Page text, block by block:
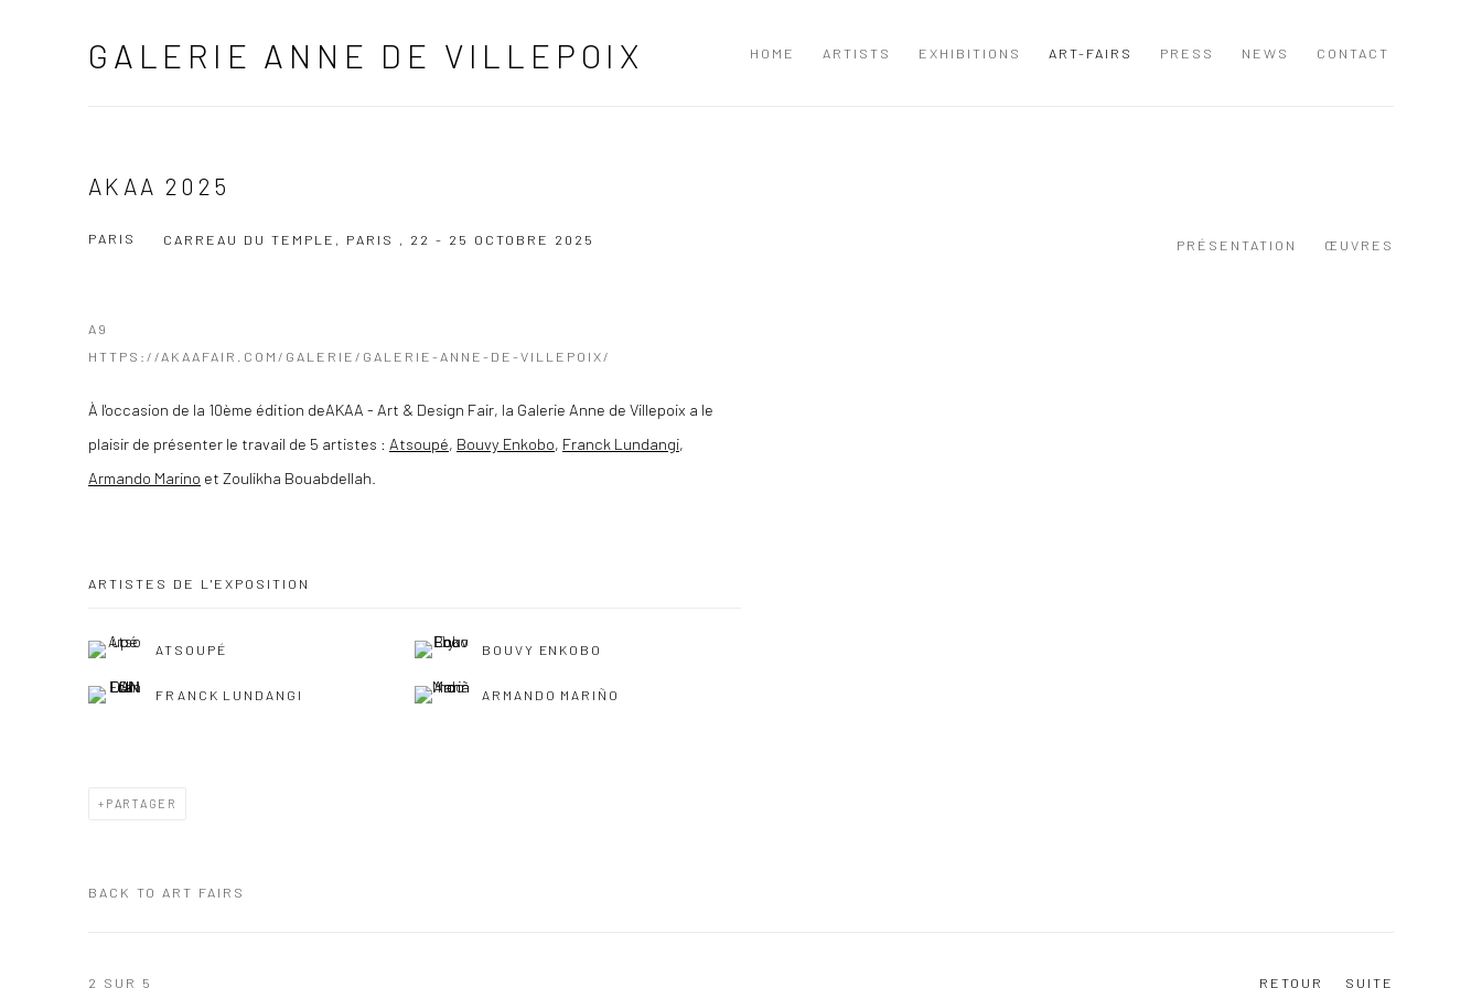
GALERIE ANNE DE VILLEPOIX HOME ARTISTS EXHIBITIONS ART-FAIRS PRESS NEWS CONTACT
AKAA 2025
PARIS CARREAU DU TEMPLE, PARIS , 22 - 25 OCTOBRE 2025 PRÉSENTATION ŒUVRES
A9
HTTPS://AKAAFAIR.COM/GALERIE/GALERIE-ANNE-DE-VILLEPOIX/
À l'occasion de la 10ème édition deAKAA - Art & Design Fair, la Galerie Anne de Villepoix a le
plaisir de présenter le travail de 5 artistes : Atsoupé, Bouvy Enkobo, Franck Lundangi,
Armando Marino et Zoulikha Bouabdellah.
ARTISTES DE L'EXPOSITION
ATSOUPÉ BOUVY ENKOBO
FRANCK LUNDANGI ARMANDO MARIÑO
PARTAGER
BACK TO ART FAIRS
RETOUR SUITE
2 SUR 5